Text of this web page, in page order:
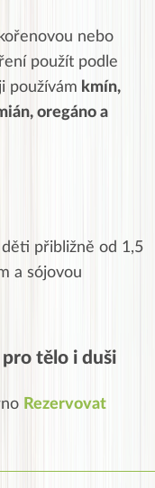
nebo
použít podle
používám kmín,
oregáno a
přibližně od 1,5
a sójovou
tělo i duši
Rezervovat